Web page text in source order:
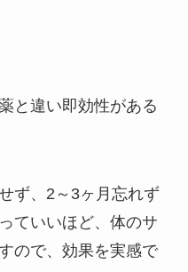
と違い即効性がある
ず、2～3ヶ月忘れず
ていいほど、体のサ
ので、効果を実感で